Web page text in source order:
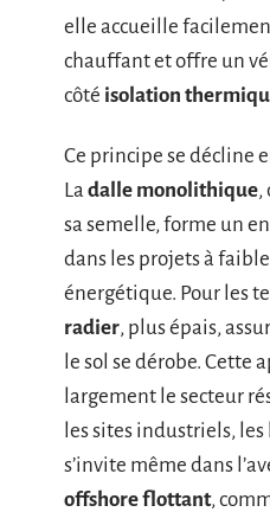
elle accueille
chauffant et offre un
côté isolation
Ce principe se décline
La dalle monolithique,
sa semelle, forme un
dans les projets à
énergétique. Pour les
radier, plus épais,
le sol se dérobe. Cette
largement le secteur
les sites industriels,
s’invite même dans
offshore flottant,